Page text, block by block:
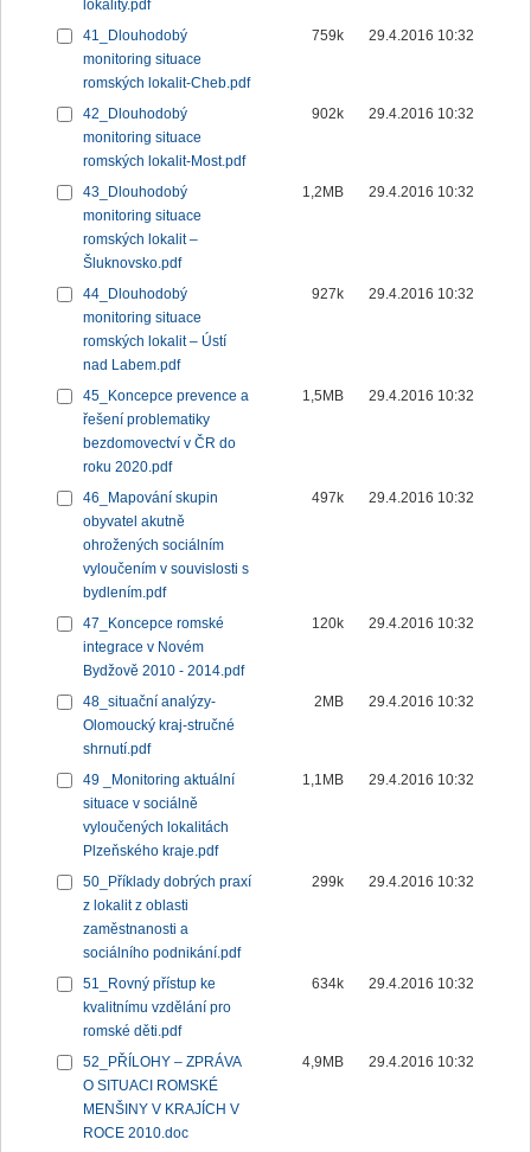
lokality.pdf
41_Dlouhodobý
monitoring situace
romských lokalit-Cheb.pdf
759k 29.4.2016 10:32
42_Dlouhodobý
monitoring situace
romských lokalit-Most.pdf
902k 29.4.2016 10:32
43_Dlouhodobý
monitoring situace
romských lokalit –
Šluknovsko.pdf
1,2MB 29.4.2016 10:32
44_Dlouhodobý
monitoring situace
romských lokalit – Ústí
nad Labem.pdf
927k 29.4.2016 10:32
45_Koncepce prevence a
řešení problematiky
bezdomovectví v ČR do
roku 2020.pdf
1,5MB 29.4.2016 10:32
46_Mapování skupin
obyvatel akutně
ohrožených sociálním
vyloučením v souvislosti s
bydlením.pdf
497k 29.4.2016 10:32
47_Koncepce romské
integrace v Novém
Bydžově 2010 - 2014.pdf
120k 29.4.2016 10:32
48_situační analýzy-
Olomoucký kraj-stručné
shrnutí.pdf
2MB 29.4.2016 10:32
49 _Monitoring aktuální
situace v sociálně
vyloučených lokalitách
Plzeňského kraje.pdf
1,1MB 29.4.2016 10:32
50_Příklady dobrých praxí
z lokalit z oblasti
zaměstnanosti a
sociálního podnikání.pdf
299k 29.4.2016 10:32
51_Rovný přístup ke
kvalitnímu vzdělání pro
romské děti.pdf
634k 29.4.2016 10:32
52_PŘÍLOHY – ZPRÁVA
O SITUACI ROMSKÉ
MENŠINY V KRAJÍCH V
ROCE 2010.doc
4,9MB 29.4.2016 10:32